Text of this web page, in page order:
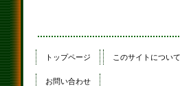
トップページ このサイトについて
お問い合わせ